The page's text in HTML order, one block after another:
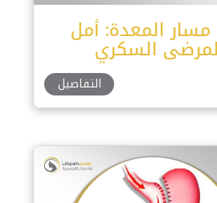
المعدة: أمل
السكري
التفاصيل